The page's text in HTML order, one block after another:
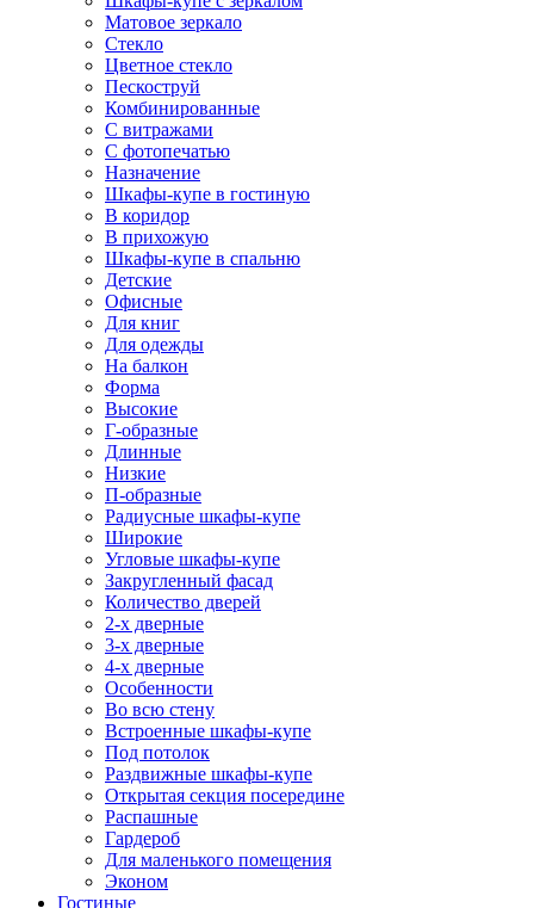
Матовое зеркало
Стекло
Цветное стекло
Пескоструй
Комбинированные
С витражами
С фотопечатью
Назначение
Шкафы-купе в гостиную
В коридор
В прихожую
Шкафы-купе в спальню
Детские
Офисные
Для книг
Для одежды
На балкон
Форма
Высокие
Г-образные
Длинные
Низкие
П-образные
Радиусные шкафы-купе
Широкие
Угловые шкафы-купе
Закругленный фасад
Количество дверей
2-х дверные
3-х дверные
4-х дверные
Особенности
Во всю стену
Встроенные шкафы-купе
Под потолок
Раздвижные шкафы-купе
Открытая секция посередине
Распашные
Гардероб
Для маленького помещения
Эконом
Гостиные